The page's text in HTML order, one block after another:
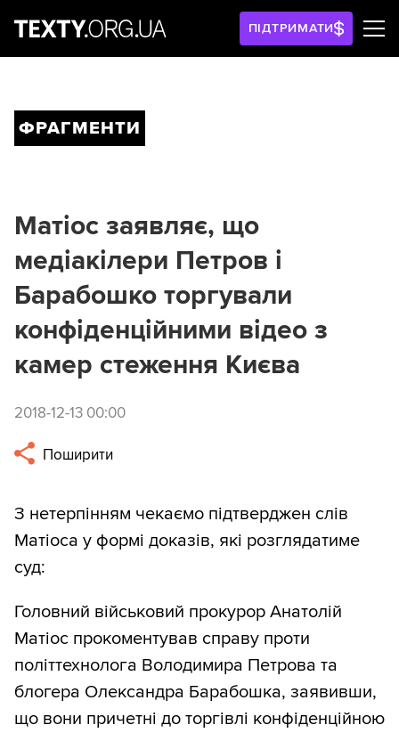
ПІДТРИМАТИ
ФРАГМЕНТИ
Матіос заявляє, що
медіакілери Петров і
Барабошко торгували
конфіденційними відео з
камер стеження Києва
2018-12-13 00:00
Поширити
З нетерпінням чекаємо підтверджен слів
Матіоса у формі доказів, які розглядатиме
суд:
Головний військовий прокурор Анатолій
Матіос прокоментував справу проти
політтехнолога Володимира Петрова та
блогера Олександра Барабошка, заявивши,
що вони причетні до торгівлі конфіденційною